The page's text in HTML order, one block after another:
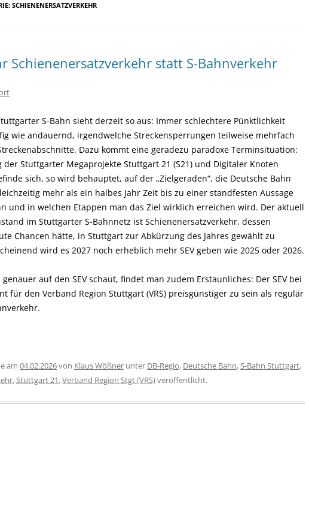
SCHIENENERSATZVERKEHR
Schienenersatzverkehr statt S-Bahnverkehr
S-Bahn sieht derzeit so aus: Immer schlechtere Pünktlichkeit
wie andauernd, irgendwelche Streckensperrungen teilweise mehrfach
Dazu kommt eine geradezu paradoxe Terminsituation:
der Stuttgarter Megaprojekte Stuttgart 21 (S21) und Digitaler Knoten
sich, so wird behauptet, auf der „Zielgeraden“, die Deutsche Bahn
mehr als ein halbes Jahr Zeit bis zu einer standfesten Aussage
und in welchen Etappen man das Ziel wirklich erreichen wird. Der aktuell
im Stuttgarter S-Bahnnetz ist Schienenersatzverkehr, dessen
Chancen hätte, in Stuttgart zur Abkürzung des Jahres gewählt zu
wird es 2027 noch erheblich mehr SEV geben wie 2025 oder 2026.
auf den SEV schaut, findet man zudem Erstaunliches: Der SEV bei
für den Verband Region Stuttgart (VRS) preisgünstiger zu sein als regulär
am 04.02.2026von Klaus Wößner unter DB-Regio, Deutsche Bahn,S-Bahn Stuttgart,
,Stuttgart 21,Verband Region Stgt (VRS)veröffentlicht.